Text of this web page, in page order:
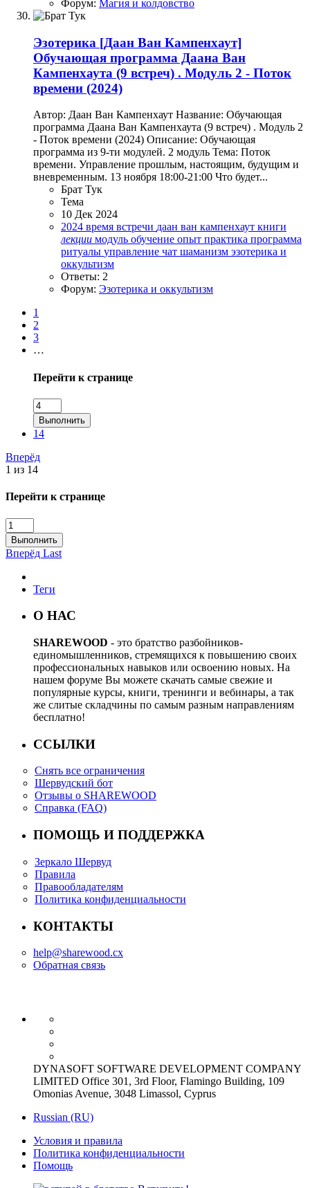
Форум: Магия и колдовство
Эзотерика [Даан Ван Кампенхаут]
Обучающая программа Даана Ван
Кампенхаута (9 встреч) . Модуль 2 - Поток
времени (2024)
Автор: Даан Ван Кампенхаут Название: Обучающая
программа Даана Ван Кампенхаута (9 встреч) . Модуль 2
- Поток времени (2024) Описание: Обучающая
программа из 9-ти модулей. 2 модуль Тема: Поток
времени. Управление прошлым, настоящим, будущим и
вневременным. 13 ноября 18:00-21:00 Что будет...
Брат Тук
Тема
10 Дек 2024
2024 время встречи даан ван кампенхаут книги
лекции модуль обучение опыт практика программа
ритуалы управление чат шаманизм эзотерика и
оккультизм
Ответы: 2
Форум: Эзотерика и оккультизм
1
2
3
…
Перейти к странице
Выполнить
14
Вперёд
1 из 14
Перейти к странице
Выполнить
Вперёд Last
Теги
О НАС
SHAREWOOD - это братство разбойников-
единомышленников, стремящихся к повышению своих
профессиональных навыков или освоению новых. На
нашем форуме Вы можете скачать самые свежие и
популярные курсы, книги, тренинги и вебинары, а так
же слитые складчины по самым разным направлениям
бесплатно!
ССЫЛКИ
Снять все ограничения
Шервудский бот
Отзывы о SHAREWOOD
Справка (FAQ)
ПОМОЩЬ И ПОДДЕРЖКА
Зеркало Шервуд
Правила
Правообладателям
Политика конфиденциальности
КОНТАКТЫ
help@sharewood.cx
Обратная связь
DYNASOFT SOFTWARE DEVELOPMENT COMPANY
LIMITED Office 301, 3rd Floor, Flamingo Building, 109
Omonias Avenue, 3048 Limassol, Cyprus
Russian (RU)
Условия и правила
Политика конфиденциальности
Помощь